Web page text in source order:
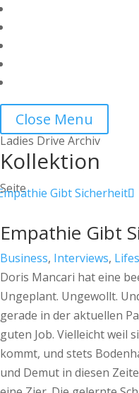
Close Menu
Ladies Drive Archiv
Kollektion
Seite
Empathie Gibt
Business, Interviews,
Doris Mancari hat eine
Ungeplant. Ungewollt.
gerade in der aktuellen
guten Job. Vielleicht weil
kommt, und stets
und Demut in diesen